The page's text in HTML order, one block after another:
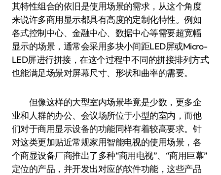
其特性组合的依旧是使用场景的需求，从这个角度
来说许多商用显示都具有高度的定制化特性。例如
各式控制中心、金融中心、数据中心等需要超宽幅
显示的场景，通常会采用多块小间距LED屏或Micro-
LED屏进行拼接，在这个过程中不同的拼接排列方式
也能满足场景对屏幕尺寸、形状和曲率的需要。
但像这样的大型室内场景毕竟是少数，更多企
业和人群的办公、会议场所位于小型的室内，而他
们对于商用显示设备的功能同样有着较高要求。针
对这类更加贴近常规家用智能电视的使用场景，各
个商显设备厂商推出了多种“商用电视”、“商用巨幕”
定位的产品，并开发出对应的软件功能，这些产品